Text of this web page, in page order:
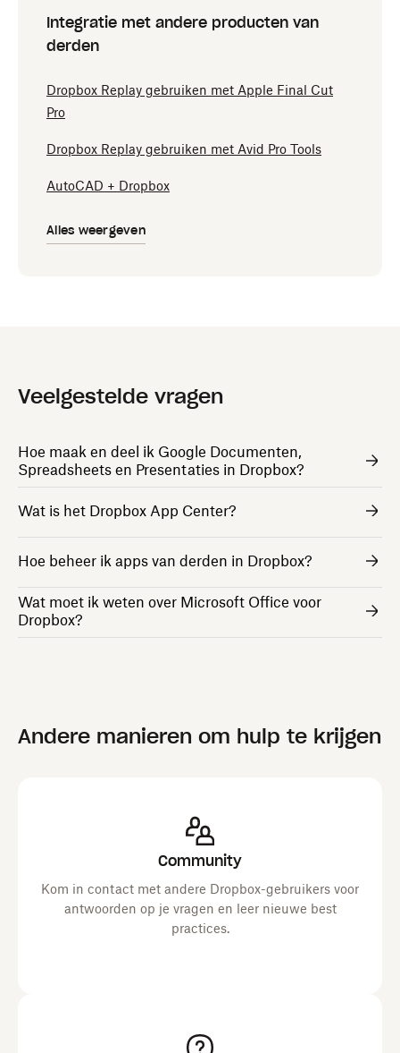
Integratie met andere producten van
derden
Dropbox Replay gebruiken met Apple Final Cut
Pro
Dropbox Replay gebruiken met Avid Pro Tools
AutoCAD + Dropbox
Alles weergeven
Veelgestelde vragen
Hoe maak en deel ik Google Documenten,
Spreadsheets en Presentaties in Dropbox?
Wat is het Dropbox App Center?
Hoe beheer ik apps van derden in Dropbox?
Wat moet ik weten over Microsoft Office voor
Dropbox?
Andere manieren om hulp te krijgen
Community
Kom in contact met andere Dropbox-gebruikers voor
antwoorden op je vragen en leer nieuwe best
practices.